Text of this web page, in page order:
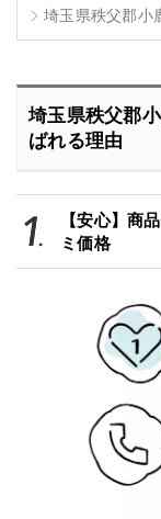
埼玉県秩父郡小
埼玉県秩父郡
ばれる理由
【安心】商
ミ価格